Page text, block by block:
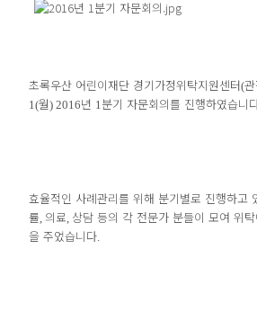
초록우산 어린이재단 경기가정위탁지원센터(
1(월) 2016년 1분기 자문회의를 진행하였습니
효율적인 사례관리를 위해 분기별로 진행하고
률, 의료, 상담 등의 각 전문가 분들이 모여 위
을 주었습니다.